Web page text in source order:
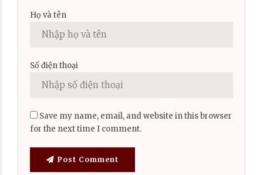
Họ và tên
Số điện thoại
Save my name, email, and website in this browser
for the next time I comment.
Post Comment